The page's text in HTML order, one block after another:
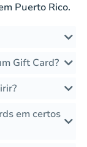
Puerto Rico.
Gift Card?
em certos